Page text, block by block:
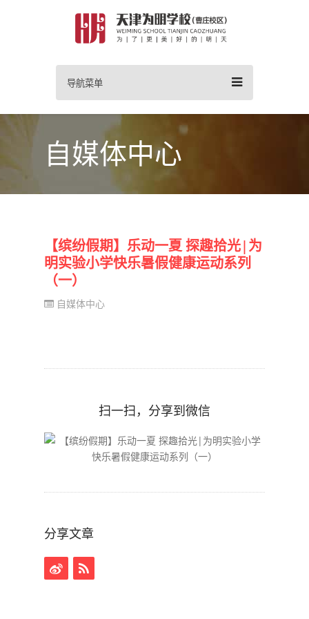
导航菜单
自媒体中心
【缤纷假期】乐动一夏 探趣拾光|为
明实验小学快乐暑假健康运动系列
（一）
自媒体中心
扫一扫，分享到微信
分享文章